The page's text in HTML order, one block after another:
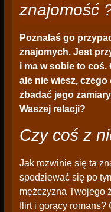
znajomość
Poznałaś go
znajomych. Jest
i ma w sobie to coś.
ale nie wiesz,
zbadać jego
Waszej relacji?
Czy coś z
Jak rozwinie się ta
spodziewać się po
mężczyzna Twojego
flirt i gorący romans?